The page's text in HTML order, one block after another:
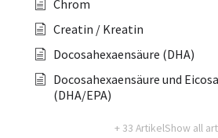
Chrom
Creatin / Kreatin
Docosahexaensäure (DHA)
Docosahexaensäure und
(DHA/EPA)
+ 33 ArtikelShow all